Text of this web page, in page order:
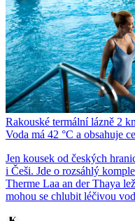
Rakouské termální lázně 2
Voda má 42 °C a obsahuje
Jen kousek od českých
i Češi. Jde o rozsáhlý
Therme Laa an der Thaya
mohou se chlubit léčivou